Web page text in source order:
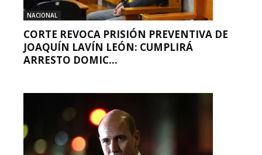
NACIONAL
CORTE REVOCA PRISIÓN PREVENTIVA DE
JOAQUÍN LAVÍN LEÓN: CUMPLIRÁ
ARRESTO DOMIC...